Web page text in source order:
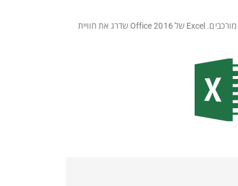
Microsoft Excel היא תוכנת הגיליון האלקטרוני המפורסמת ביותר מזה שנים רבות. הוא מספק את כל הכלים הדרושים ליצירת גרפים וביצוע חישובים מורכבים. Excel של Office 2016 שדרג את חוויית